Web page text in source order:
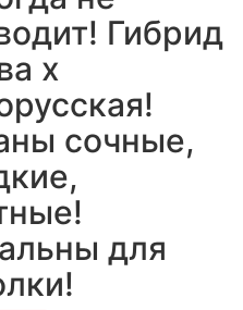
Гибрид
х
сочные,
для